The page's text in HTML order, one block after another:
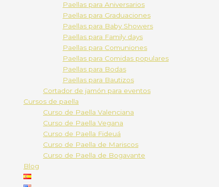
Paellas para Aniversarios
Paellas para Graduaciones
Paellas para Baby Showers
Paellas para Family days
Paellas para Comuniones
Paellas para Comidas populares
Paellas para Bodas
Paellas para Bautizos
Cortador de jamón para eventos
Cursos de paella
Curso de Paella Valenciana
Curso de Paella Vegana
Curso de Paella Fideuá
Curso de Paella de Mariscos
Curso de Paella de Bogavante
Blog